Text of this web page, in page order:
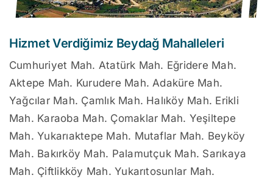
Hizmet Verdiğimiz Beydağ Mahalleleri
Cumhuriyet Mah. Atatürk Mah. Eğridere Mah.
Aktepe Mah. Kurudere Mah. Adaküre Mah.
Yağcılar Mah. Çamlık Mah. Halıköy Mah. Erikli
Mah. Karaoba Mah. Çomaklar Mah. Yeşiltepe
Mah. Yukarıaktepe Mah. Mutaflar Mah. Beyköy
Mah. Bakırköy Mah. Palamutçuk Mah. Sarıkaya
Mah. Çiftlikköy Mah. Yukarıtosunlar Mah.